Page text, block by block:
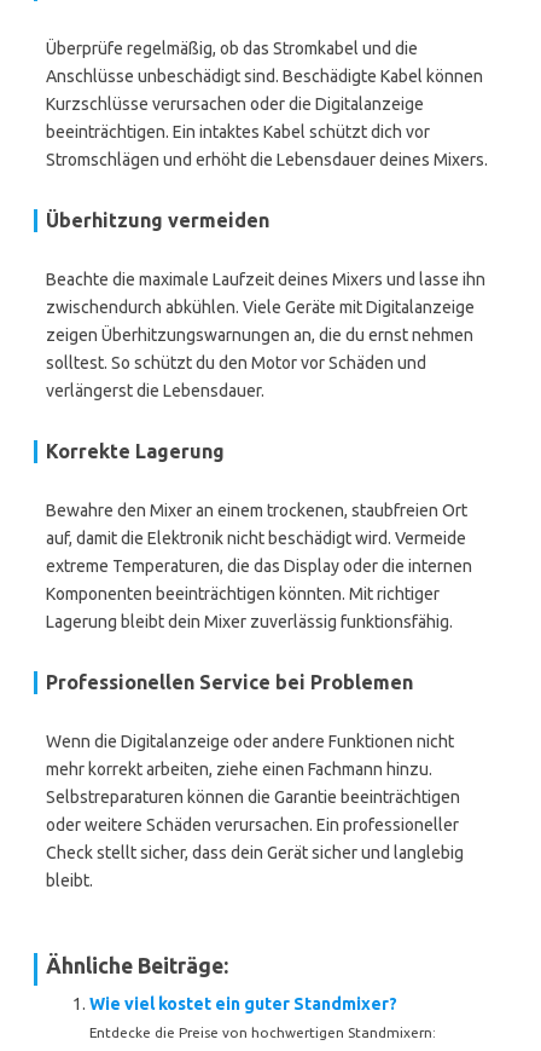
Überprüfe regelmäßig, ob das Stromkabel und die
Anschlüsse unbeschädigt sind. Beschädigte Kabel können
Kurzschlüsse verursachen oder die Digitalanzeige
beeinträchtigen. Ein intaktes Kabel schützt dich vor
Stromschlägen und erhöht die Lebensdauer deines Mixers.
Überhitzung vermeiden
Beachte die maximale Laufzeit deines Mixers und lasse ihn
zwischendurch abkühlen. Viele Geräte mit Digitalanzeige
zeigen Überhitzungswarnungen an, die du ernst nehmen
solltest. So schützt du den Motor vor Schäden und
verlängerst die Lebensdauer.
Korrekte Lagerung
Bewahre den Mixer an einem trockenen, staubfreien Ort
auf, damit die Elektronik nicht beschädigt wird. Vermeide
extreme Temperaturen, die das Display oder die internen
Komponenten beeinträchtigen könnten. Mit richtiger
Lagerung bleibt dein Mixer zuverlässig funktionsfähig.
Professionellen Service bei Problemen
Wenn die Digitalanzeige oder andere Funktionen nicht
mehr korrekt arbeiten, ziehe einen Fachmann hinzu.
Selbstreparaturen können die Garantie beeinträchtigen
oder weitere Schäden verursachen. Ein professioneller
Check stellt sicher, dass dein Gerät sicher und langlebig
bleibt.
Ähnliche Beiträge:
Wie viel kostet ein guter Standmixer?
Entdecke die Preise von hochwertigen Standmixern: